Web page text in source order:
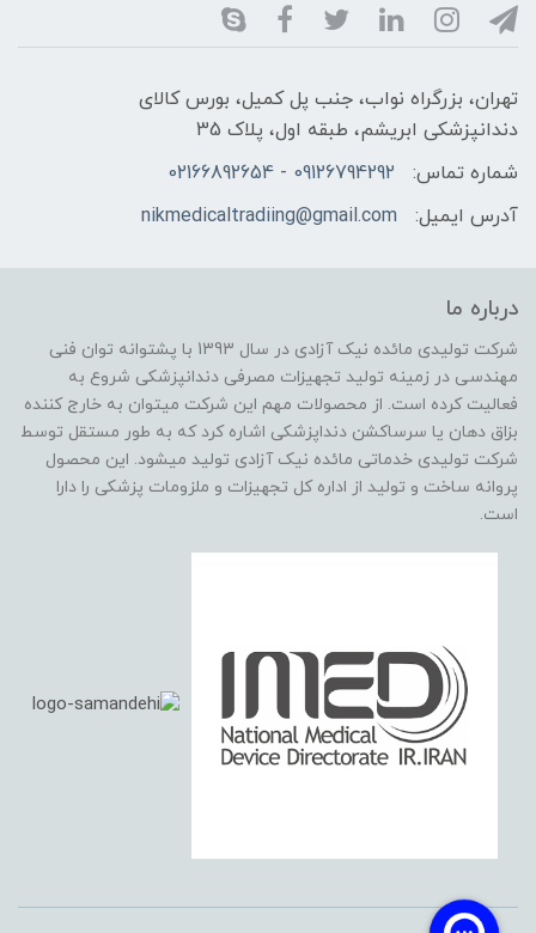
تهران، بزرگراه نواب، جنب پل کمیل، بورس کالای
دندانپزشکی ابریشم، طبقه اول، پلاک 35
شماره تماس:
09126794292 - 02166892654
آدرس ایمیل:
nikmedicaltradiing@gmail.com
درباره ما
شرکت تولیدی مائده نیک آزادی در سال 1393 با پشتوانه توان فنی
مهندسی در زمینه تولید تجهیزات مصرفی دندانپزشکی شروع به
فعالیت کرده است. از محصولات مهم این شرکت میتوان به خارج کننده
بزاق دهان یا سرساکشن دنداپزشکی اشاره کرد که به طور مستقل توسط
شرکت تولیدی خدماتی مائده نیک آزادی تولید میشود. این محصول
پروانه ساخت و تولید از اداره کل تجهیزات و ملزومات پزشکی را دارا
است.